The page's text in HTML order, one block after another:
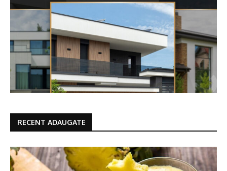
RECENT ADAUGATE